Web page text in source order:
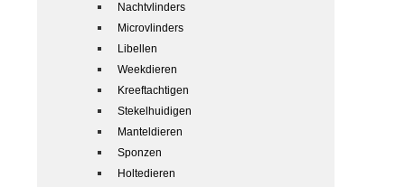
Nachtvlinders
Microvlinders
Libellen
Weekdieren
Kreeftachtigen
Stekelhuidigen
Manteldieren
Sponzen
Holtedieren